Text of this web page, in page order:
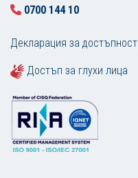
0700 144 10
Декларация за достъпност
Достъп за глухи лица